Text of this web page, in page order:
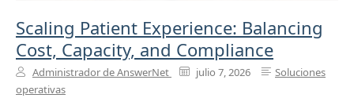
Scaling Patient Experience: Balancing
Cost, Capacity, and Compliance
Administrador de AnswerNet julio 7, 2026
Soluciones
operativas